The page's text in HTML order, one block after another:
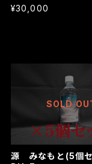
¥30,000
SOLD
源 みなもと(5個